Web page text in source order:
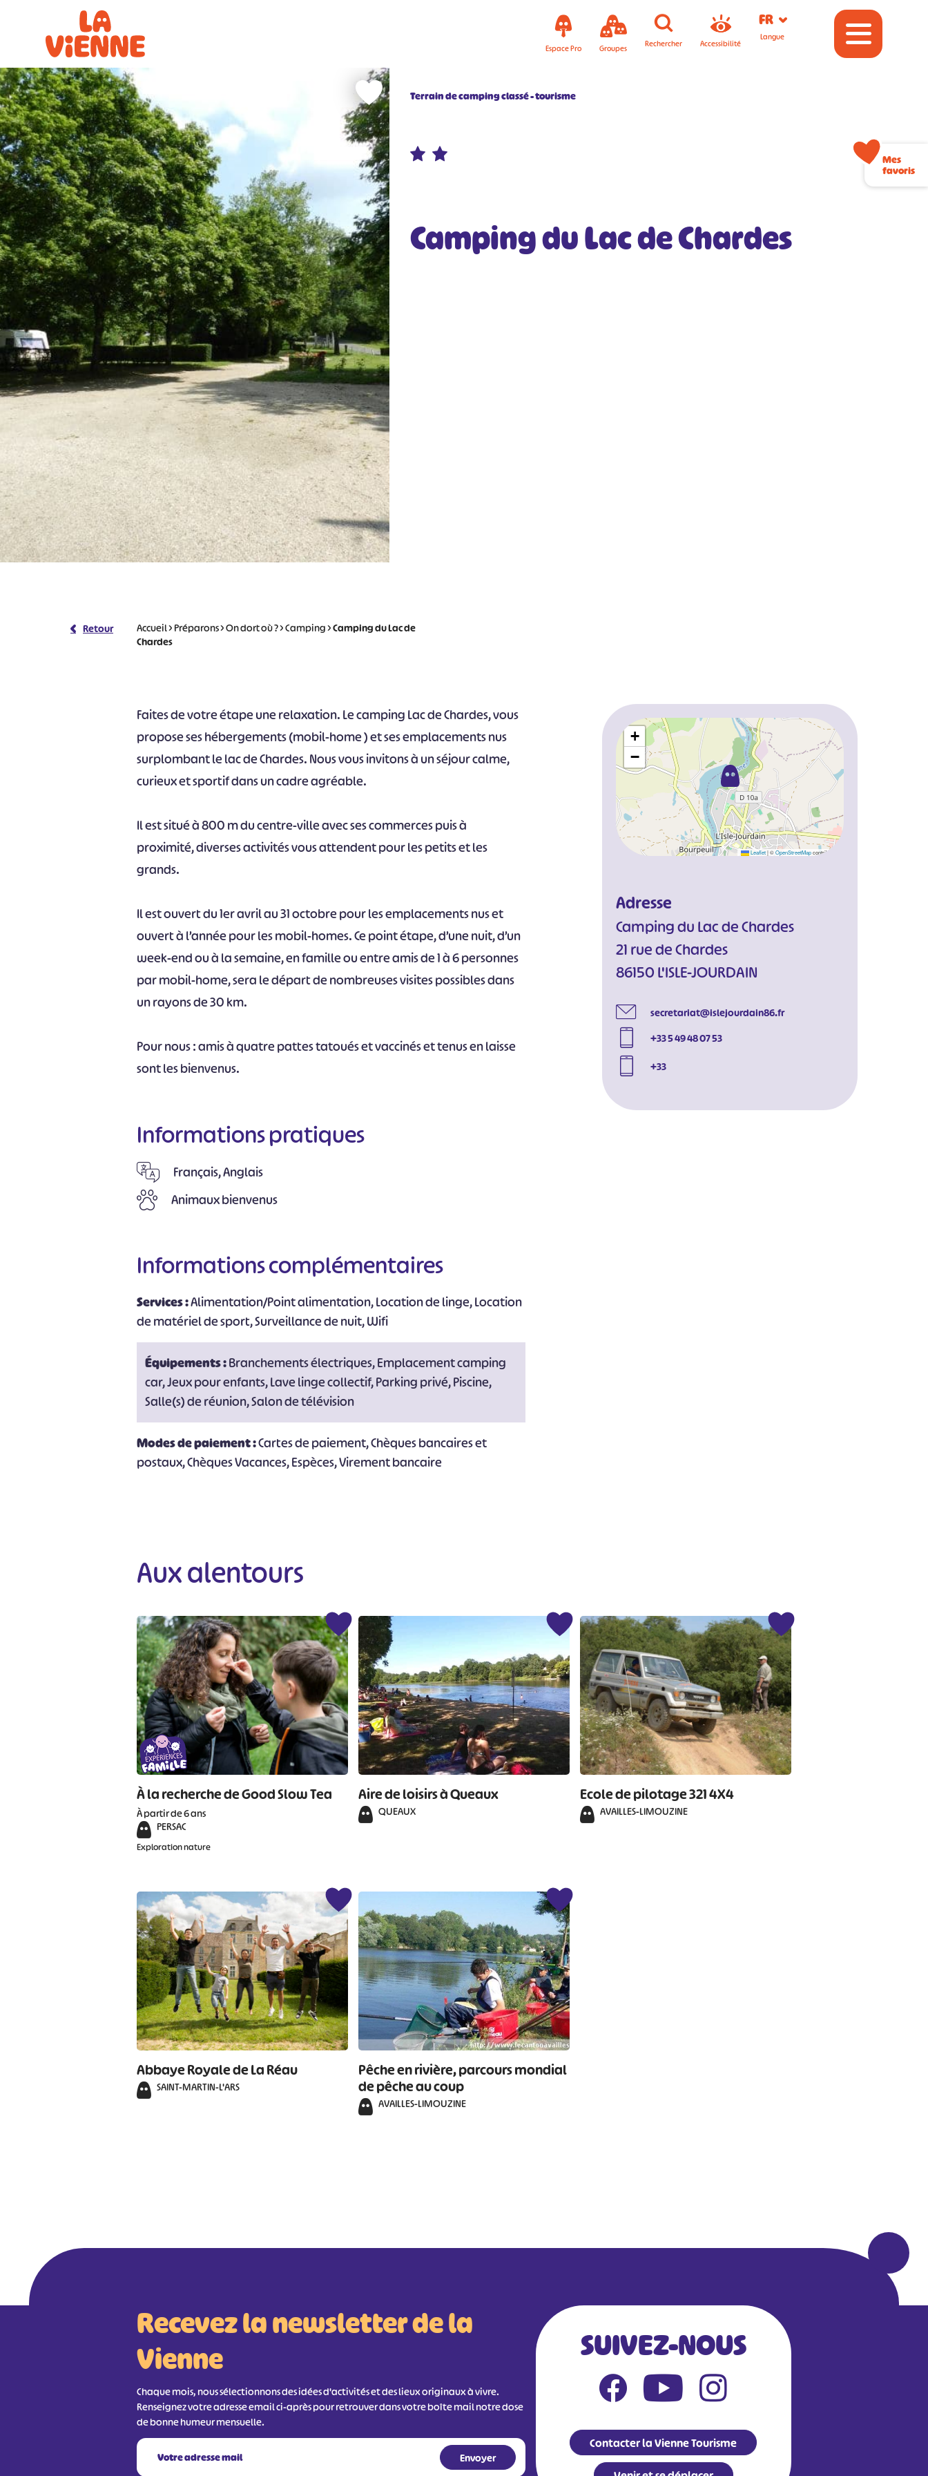
Espace Pro Groupes Rechercher Accessibilité
FR
Langue
Terrain de camping classé - tourisme
Camping du Lac de Chardes
Retour Accueil>Préparons>On dort où ?>Camping>Camping du Lac de
Chardes
Faites de votre étape une relaxation. Le camping Lac de Chardes, vous
propose ses hébergements (mobil-home ) et ses emplacements nus
surplombant le lac de Chardes. Nous vous invitons à un séjour calme,
curieux et sportif dans un cadre agréable.
Il est situé à 800 m du centre-ville avec ses commerces puis à
proximité, diverses activités vous attendent pour les petits et les
grands.
Il est ouvert du 1er avril au 31 octobre pour les emplacements nus et
ouvert à l’année pour les mobil-homes. Ce point étape, d’une nuit, d’un
week-end ou à la semaine, en famille ou entre amis de 1 à 6 personnes
par mobil-home, sera le départ de nombreuses visites possibles dans
un rayons de 30 km.
Pour nous : amis à quatre pattes tatoués et vaccinés et tenus en laisse
sont les bienvenus.
Informations pratiques
Français, Anglais
Animaux bienvenus
Informations complémentaires
Services :Alimentation/Point alimentation, Location de linge, Location
de matériel de sport, Surveillance de nuit, Wifi
Équipements :Branchements électriques, Emplacement camping
car, Jeux pour enfants, Lave linge collectif, Parking privé, Piscine,
Salle(s) de réunion, Salon de télévision
Modes de paiement :Cartes de paiement, Chèques bancaires et
postaux, Chèques Vacances, Espèces, Virement bancaire
+
−
Leaflet|©OpenStreetMapcontributors
Adresse
Camping du Lac de Chardes
21 rue de Chardes
86150 L'ISLE-JOURDAIN
secretariat@islejourdain86.fr
+33 5 49 48 07 53
+33
Aux alentours
À la recherche de Good Slow Tea
À partir de 6 ans
PERSAC
Exploration nature
Aire de loisirs à Queaux
QUEAUX
Ecole de pilotage 321 4X4
AVAILLES-LIMOUZINE
Abbaye Royale de La Réau
SAINT-MARTIN-L'ARS
Pêche en rivière, parcours mondial
de pêche au coup
AVAILLES-LIMOUZINE
Recevez la newsletter de la
Vienne
Chaque mois, nous sélectionnons des idées d'activités et des lieux originaux à vivre.
Renseignez votre adresse email ci-après pour retrouver dans votre boîte mail notre dose
de bonne humeur mensuelle.
SUIVEZ-NOUS
Contacter la Vienne Tourisme
Mes
favoris
Panneau de gestion des cookies